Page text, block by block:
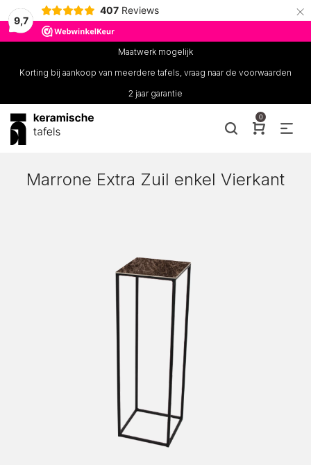
9,7
407 Reviews ×
Maatwerk mogelijk
Korting bij aankoop van meerdere tafels, vraag naar de voorwaarden
2 jaar garantie
0
Marrone Extra Zuil enkel Vierkant